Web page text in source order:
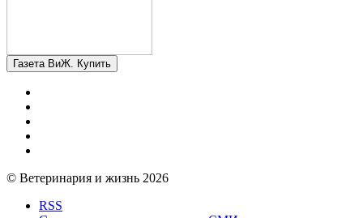
Газета ВиЖ. Купить
© Ветеринария и жизнь 2026
RSS